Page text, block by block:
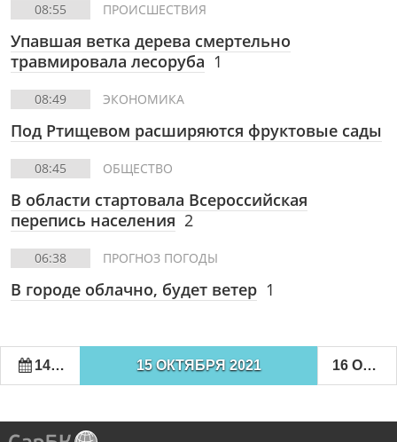
08:55 ПРОИСШЕСТВИЯ
Упавшая ветка дерева смертельно
травмировала лесоруба 1
08:49 ЭКОНОМИКА
Под Ртищевом расширяются фруктовые сады
08:45 ОБЩЕСТВО
В области стартовала Всероссийская
перепись населения 2
06:38 ПРОГНОЗ ПОГОДЫ
В городе облачно, будет ветер 1
14 ОКТЯБРЯ 2021 15 ОКТЯБРЯ 2021 16 ОКТЯБРЯ 2021